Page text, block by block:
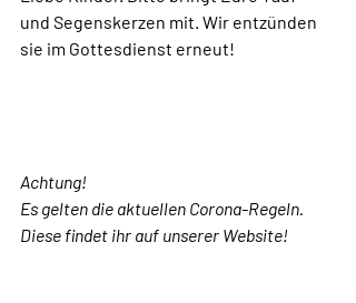
und Segenskerzen mit. Wir entzünden
sie im Gottesdienst erneut!
Achtung!
Es gelten die aktuellen Corona-Regeln.
Diese findet ihr auf unserer Website!